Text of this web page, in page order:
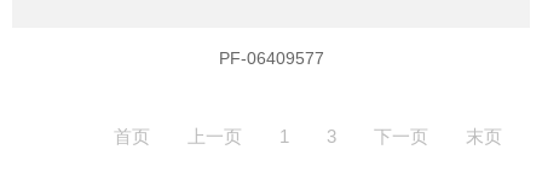
PF-06409577
首页 上一页 1 3 下一页 末页